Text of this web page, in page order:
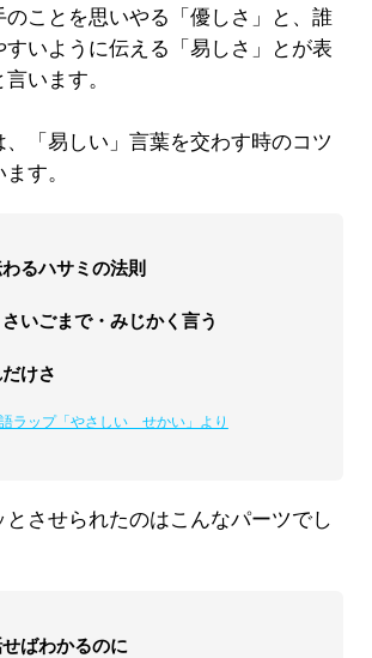
のことを思いやる「優しさ」と、誰
すいように伝える「易しさ」とが表
います。
、「易しい」言葉を交わす時のコツ
す。
るハサミの法則
いごまで・みじかく言う
けさ
ラップ「やさしい せかい」より
とさせられたのはこんなパーツでし
ばわかるのに